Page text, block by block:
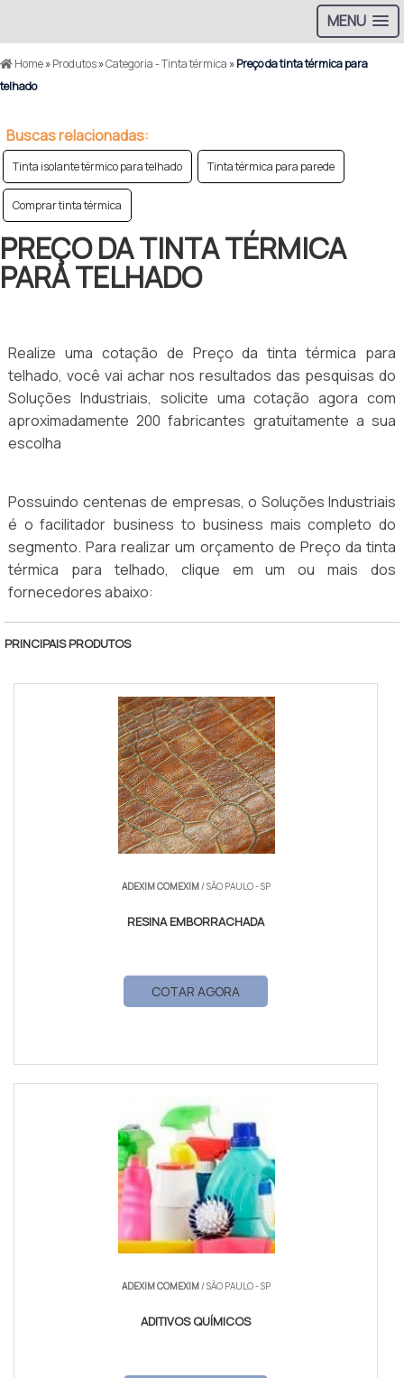
MENU
Home»Produtos»Categoria - Tinta térmica »Preço da tinta térmica para
telhado
Buscas relacionadas:
Tinta isolante térmico para telhado Tinta térmica para parede
Comprar tinta térmica
PREÇO DA TINTA TÉRMICA
PARA TELHADO
Realize uma cotação de Preço da tinta térmica para
telhado, você vai achar nos resultados das pesquisas do
Soluções Industriais, solicite uma cotação agora com
aproximadamente 200 fabricantes gratuitamente a sua
escolha
Possuindo centenas de empresas, o Soluções Industriais
é o facilitador business to business mais completo do
segmento. Para realizar um orçamento de Preço da tinta
térmica para telhado, clique em um ou mais dos
fornecedores abaixo:
PRINCIPAIS PRODUTOS
ADEXIM COMEXIM/ SÃO PAULO - SP
RESINA EMBORRACHADA
COTAR AGORA
ADEXIM COMEXIM/ SÃO PAULO - SP
ADITIVOS QUÍMICOS